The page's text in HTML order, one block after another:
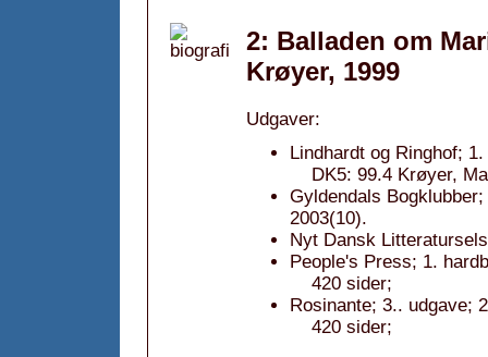
2: Balladen om
Krøyer, 1999
Udgaver:
Lindhardt og Ringhof;
DK5: 99.4 Krøyer,
Gyldendals
2003(10).
Nyt Dansk
People's Press; 1.
420 sider;
Rosinante; 3.. udgave;
420 sider;